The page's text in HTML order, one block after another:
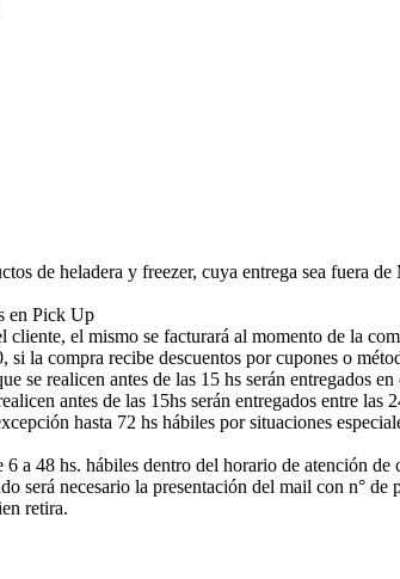
de heladera y freezer, cuya entrega sea fuera
en Pick Up
cliente, el mismo se facturará al momento de la
si la compra recibe descuentos por cupones o
se realicen antes de las 15 hs serán entregados
antes de las 15hs serán entregados entre
hasta 72 hs hábiles por situaciones
a 48 hs. hábiles dentro del horario de atención
será necesario la presentación del mail con n°
retira.